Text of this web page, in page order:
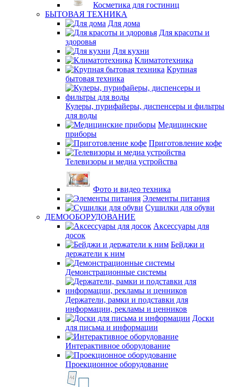
Косметика для гостиниц
БЫТОВАЯ ТЕХНИКА
Для дома
Для красоты и
здоровья
Для кухни
Климатотехника
Крупная
бытовая техника
Кулеры, пурифайеры, диспенсеры и фильтры
для воды
Медицинские
приборы
Приготовление кофе
Телевизоры и медиа устройства
Фото и видео техника
Элементы питания
Сушилки для обуви
ДЕМООБОРУДОВАНИЕ
Аксессуары для
досок
Бейджи и
держатели к ним
Демонстрационные системы
Держатели, рамки и подставки для
информации, рекламы и ценников
Доски
для письма и информации
Интерактивное оборудование
Проекционное оборудование